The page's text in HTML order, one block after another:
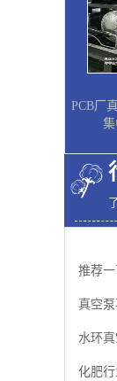
PCB厂
化肥